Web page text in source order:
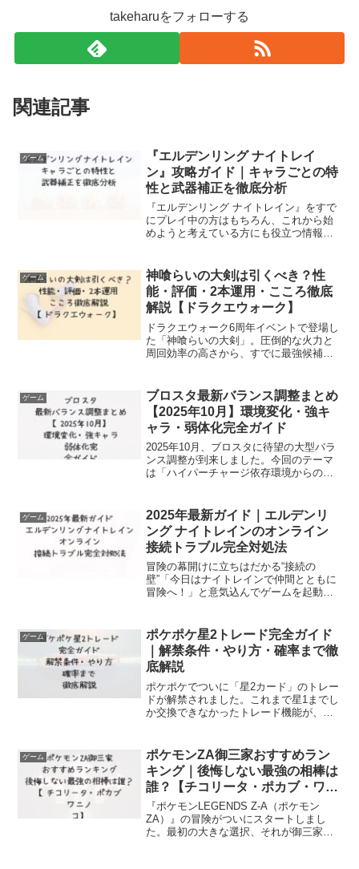
takeharuをフォローする
関連記事
ゲーム
『エルデンリング ナイトレイ
ン』攻略ガイド｜キャラごとの特
性と武器補正を徹底分析
『エルデンリング ナイトレイン』をすで
にプレイ中の方はもちろん、これから始
めようと考えている方にも役立つ情報を
の注目を集めている本作ですが、いざプ
レイを始めると、キャラ...
ゲーム
神喰らいの大剣は引くべき？性
能・評価・2本運用・こころ徹底
解説【ドラクエウォーク】
ドラクエウォーク6周年イベントで登場し
た「神喰らいの大剣」。圧倒的な火力と
周回効率の高さから、すでに最強候補と
じめ、「引くべきかどうか」「2本運用の
価値」「おすすめのこ...
ゲーム
ブロスタ最新バランス調整まとめ
【2025年10月】環境変化・強キ
ャラ・弱体化完全ガイド
2025年10月、ブロスタに待望の大型バラ
ンス調整が到来しました。今回のテーマ
は「ハイパーチャージ依存環境からの脱
ナーニが再び脚光を浴びています。この
記事では、最新調整...
ゲーム
2025年最新ガイド｜エルデンリ
ング ナイトレインのオンライン
接続トラブル完全対処法
冒険の幕開けに立ちはだかる“接続の
壁”「今日はナイトレインで仲間とともに
冒険へ！」と意気込んでゲームを起動し
エラーメッセージ──。そんな予期せぬト
ラブルに直面した経験、...
ゲーム
ポケポケ星2トレード完全ガイド
｜解禁条件・やり方・確率まで徹
底解説
ポケポケでついに「星2カード」のトレー
ドが解禁されました。これまで星1までし
か交換できなかったトレード機能が、
ードまでフレンドと交換できるようにな
り、コレクション勢...
ゲーム
ポケモンZA御三家おすすめラン
キング｜後悔しない最強の相棒は
誰？【チコリータ・ポカブ・ワニ
ノコ】
『ポケモンLEGENDS Z-A（ポケモン
ZA）』の冒険がついにスタートしまし
た。最初の大きな選択、それが御三家選